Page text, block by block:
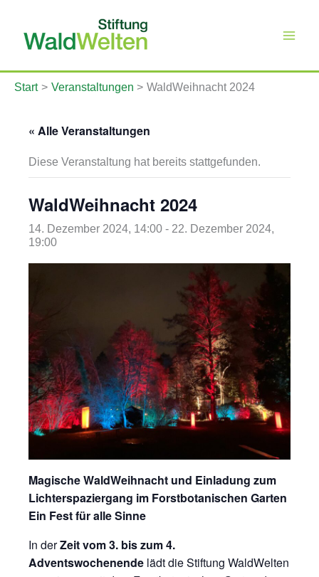
springen
Start Veranstaltungen WaldWeihnacht 2024
« Alle Veranstaltungen
Diese Veranstaltung hat bereits stattgefunden.
WaldWeihnacht 2024
14. Dezember 2024, 14:00 - 22. Dezember 2024,
19:00
Magische WaldWeihnacht und Einladung zum
Lichterspaziergang im Forstbotanischen Garten
Ein Fest für alle Sinne
In derZeit vom 3. bis zum 4.
Adventswochenende lädt die Stiftung WaldWelten